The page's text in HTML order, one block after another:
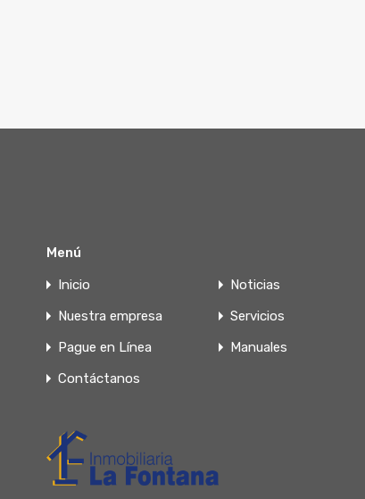
Menú
Inicio
Noticias
Nuestra empresa
Servicios
Pague en Línea
Manuales
Contáctanos